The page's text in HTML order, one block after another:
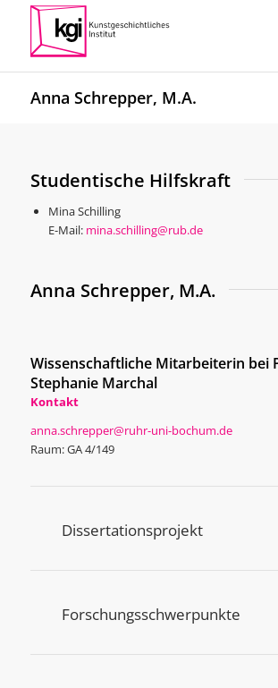
Anna Schrepper, M.A.
Studentische Hilfskraft
Mina Schilling
E-Mail: mina.schilling@rub.de
Anna Schrepper, M.A.
Wissenschaftliche Mitarbeiterin bei
Stephanie Marchal
Kontakt
anna.schrepper@ruhr-uni-bochum.de
Raum: GA 4/149
Dissertationsprojekt
Forschungsschwerpunkte